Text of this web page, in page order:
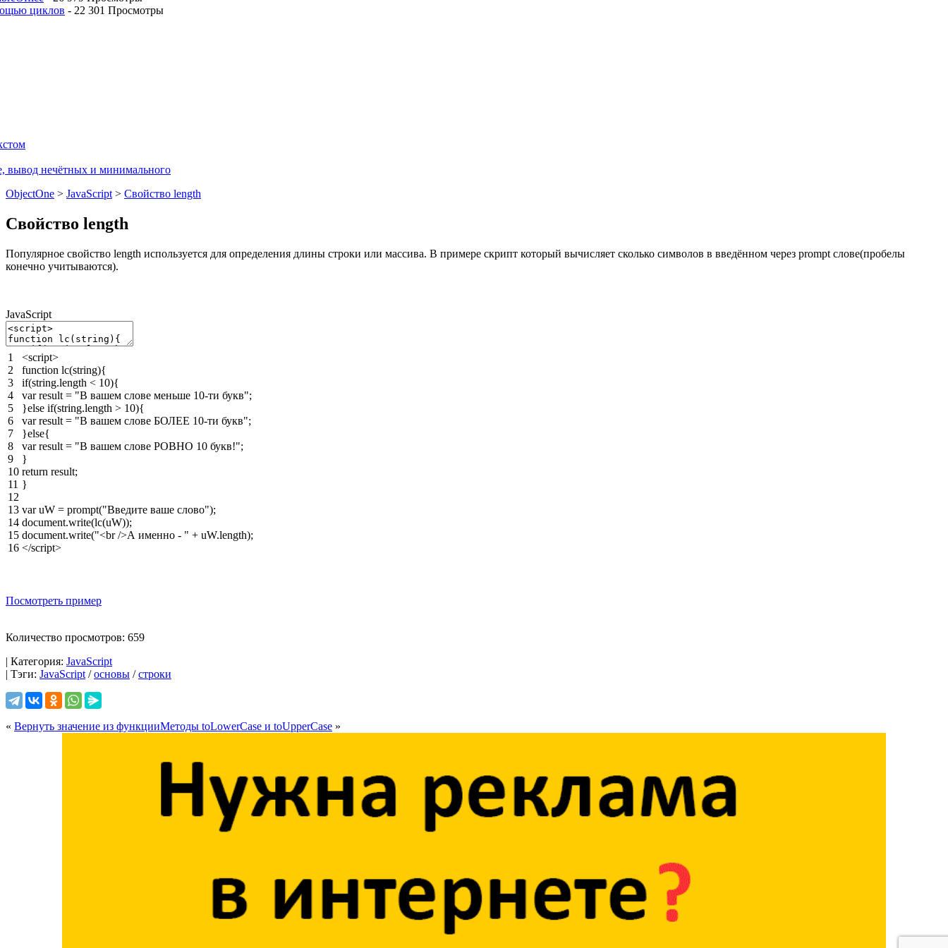
циклов - 22 301 Просмотры
вывод нечётных и минимального
ObjectOne > JavaScript > Свойство length
Свойство length
Популярное свойство length используется для определения длины строки или массива. В примере скрипт который вычисляет сколько символов в введённом через prompt слове(пробелы
конечно учитываются).
JavaScript
1
2
3
4
5
6
7
8
9
10
11
12
13
14
15
16
<script>
function lc(string){
if(string.length < 10){
var result = "В вашем слове меньше 10-ти букв";
}else if(string.length > 10){
var result = "В вашем слове БОЛЕЕ 10-ти букв";
}else{
var result = "В вашем слове РОВНО 10 букв!";
}
return result;
}
var uW = prompt("Введите ваше слово");
document.write(lc(uW));
document.write("<br />А именно - " + uW.length);
</script>
Посмотреть пример
Количество просмотров: 659
| Категория: JavaScript
| Тэги: JavaScript /основы /строки
« Вернуть значение из функцииМетоды toLowerCase и toUpperCase »